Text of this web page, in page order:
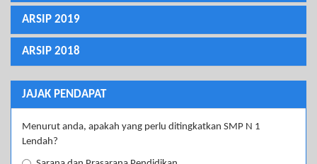
ARSIP 2019
ARSIP 2018
JAJAK PENDAPAT
Menurut anda, apakah yang perlu ditingkatkan SMP N 1
Lendah?